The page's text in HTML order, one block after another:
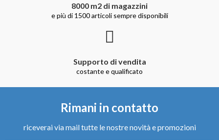
8000 m2 di magazzini
e più di 1500 articoli sempre disponibili
Supporto di vendita
costante e qualificato
Rimani in contatto
riceverai via mail tutte le nostre novità e promozioni